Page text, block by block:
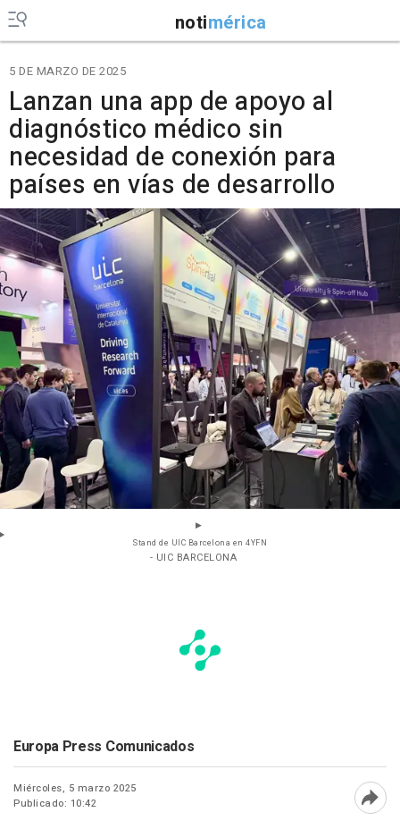
notimérica
5 DE MARZO DE 2025
Lanzan una app de apoyo al
diagnóstico médico sin
necesidad de conexión para
países en vías de desarrollo
Stand de UIC Barcelona en 4YFN
- UIC BARCELONA
Europa Press Comunicados
Miércoles, 5 marzo 2025
Publicado: 10:42